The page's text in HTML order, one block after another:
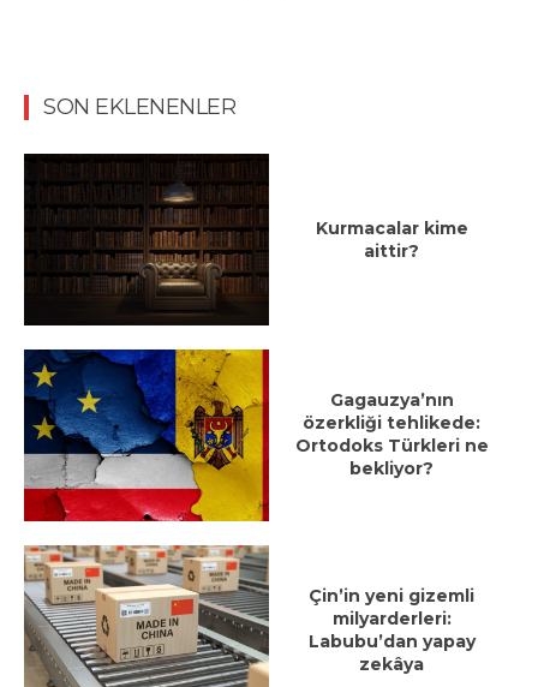
SON EKLENENLER
Kurmacalar kime
aittir?
Gagauzya’nın
özerkliği tehlikede:
Ortodoks Türkleri ne
bekliyor?
Çin’in yeni gizemli
milyarderleri:
Labubu’dan yapay
zekâya